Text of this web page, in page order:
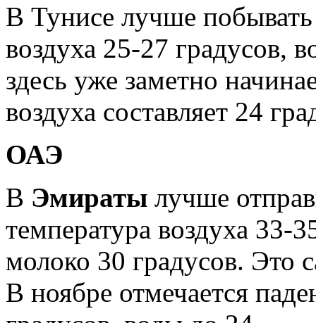
В Тунисе лучше побывать
воздуха 25-27 градусов,
здесь уже заметно
воздуха составляет 24
ОАЭ
В Эмираты лучше
температура воздуха 33-
молоко 30 градусов. Это
В ноябре отмечается